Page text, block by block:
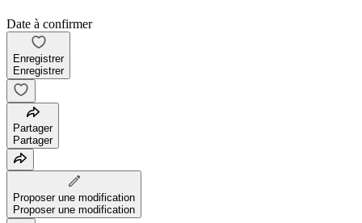
Date à confirmer
Enregistrer
Enregistrer
Partager
Partager
Proposer une modification
Proposer une modification